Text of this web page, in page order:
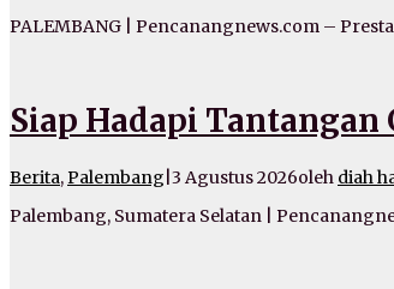
PALEMBANG | Pencanangnews.com –
Siap Hadapi
Berita,Palembang 3 Agustus 2026oleh diah
Palembang, Sumatera Selatan |